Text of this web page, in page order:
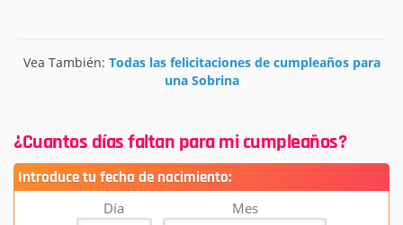
Vea También: Todas las felicitaciones de cumpleaños para
una Sobrina
¿Cuantos días faltan para mi cumpleaños?
Introduce tu fecha de nacimiento:
Día Mes